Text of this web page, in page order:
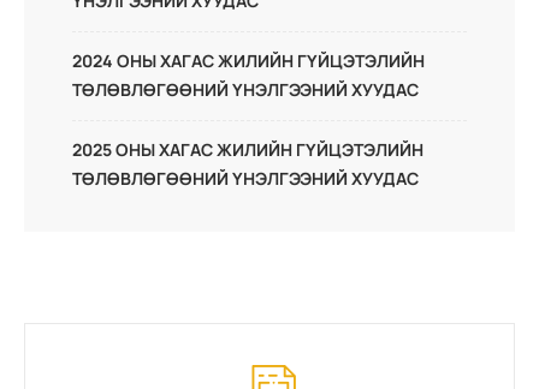
2024 ОНЫ ХАГАС ЖИЛИЙН ГҮЙЦЭТЭЛИЙН
ТӨЛӨВЛӨГӨӨНИЙ ҮНЭЛГЭЭНИЙ ХУУДАС
2025 ОНЫ ХАГАС ЖИЛИЙН ГҮЙЦЭТЭЛИЙН
ТӨЛӨВЛӨГӨӨНИЙ ҮНЭЛГЭЭНИЙ ХУУДАС